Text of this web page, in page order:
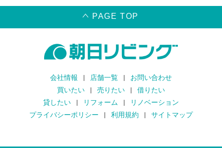
PAGE TOP
会社情報 店舗一覧
お問い合わせ
買いたい
売りたい
借りたい
貸したい
リフォーム
リノベーション
プライバシーポリシー
利用規約 サイトマップ